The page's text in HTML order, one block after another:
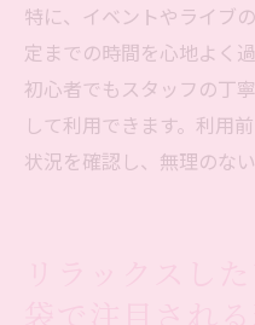
特に、イベントやライブ
定までの時間を心地よく
初心者でもスタッフの丁
して利用できます。利用
状況を確認し、無理のな